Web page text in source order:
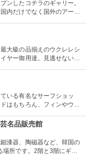
ンしたコチラのギャリー。
内だけでなく国外のアーテ
術の流れを感じる事が出来
評価も。
大級の品揃えのウクレレシ
ヤー御用達。見逃せないの
り太っ腹じゃないですか。
いる有名なサーフショッ
はもちろん、フィンやウェ
名品販売館
漆器、陶磁器など、韓国の
所です。2階と3階にギャ